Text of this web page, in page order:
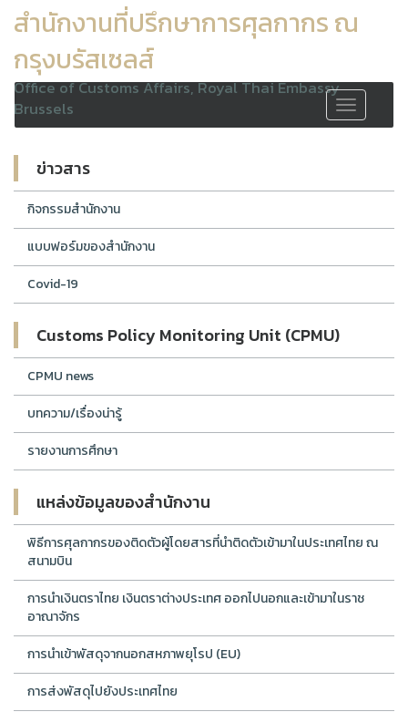
สำนักงานที่ปรึกษาการศุลกากร ณ
กรุงบรัสเซลส์
Office of Customs Affairs, Royal Thai Embassy
Brussels
Toggle
navigation
ข่าวสาร
กิจกรรมสำนักงาน
แบบฟอร์มของสำนักงาน
Covid-19
Customs Policy Monitoring Unit (CPMU)
CPMU news
บทความ/เรื่องน่ารู้
รายงานการศึกษา
แหล่งข้อมูลของสำนักงาน
พิธีการศุลกากรของติดตัวผู้โดยสารที่นำติดตัวเข้ามาในประเทศไทย ณ
สนามบิน
การนำเงินตราไทย เงินตราต่างประเทศ ออกไปนอกและเข้ามาในราช
อาณาจักร
การนำเข้าพัสดุจากนอกสหภาพยุโรป (EU)
การส่งพัสดุไปยังประเทศไทย